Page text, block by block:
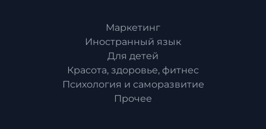
Маркетинг
Иностранный язык
Для детей
Красота, здоровье, фитнес
Психология и саморазвитие
Прочее